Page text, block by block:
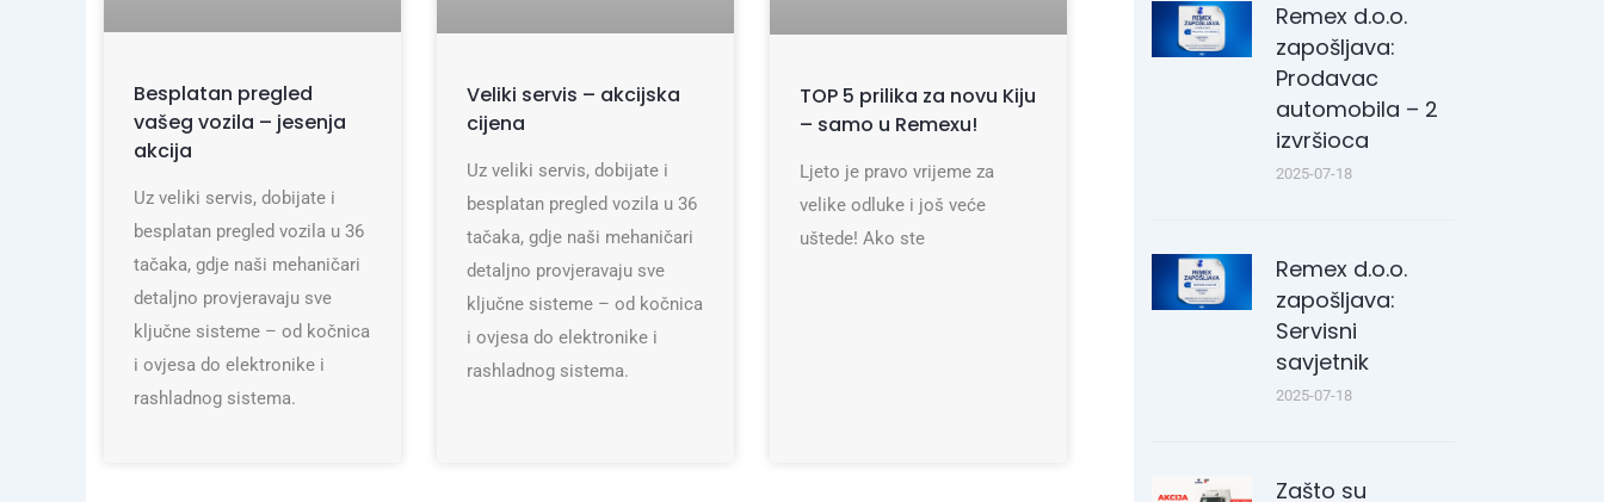
Besplatan pregled
vašeg vozila – jesenja
akcija
Uz veliki servis, dobijate i
besplatan pregled vozila u 36
tačaka, gdje naši mehaničari
detaljno provjeravaju sve
ključne sisteme – od kočnica
i ovjesa do elektronike i
rashladnog sistema.
Veliki servis – akcijska
cijena
Uz veliki servis, dobijate i
besplatan pregled vozila u 36
tačaka, gdje naši mehaničari
detaljno provjeravaju sve
ključne sisteme – od kočnica
i ovjesa do elektronike i
rashladnog sistema.
TOP 5 prilika za novu Kiju
– samo u Remexu!
Ljeto je pravo vrijeme za
velike odluke i još veće
uštede! Ako ste
Remex d.o.o.
zapošljava:
Prodavac
automobila – 2
izvršioca
2025-07-18
Remex d.o.o.
zapošljava:
Servisni
savjetnik
2025-07-18
Zašto su